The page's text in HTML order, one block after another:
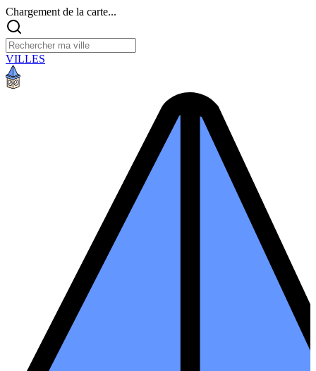
Chargement de la carte...
VILLES